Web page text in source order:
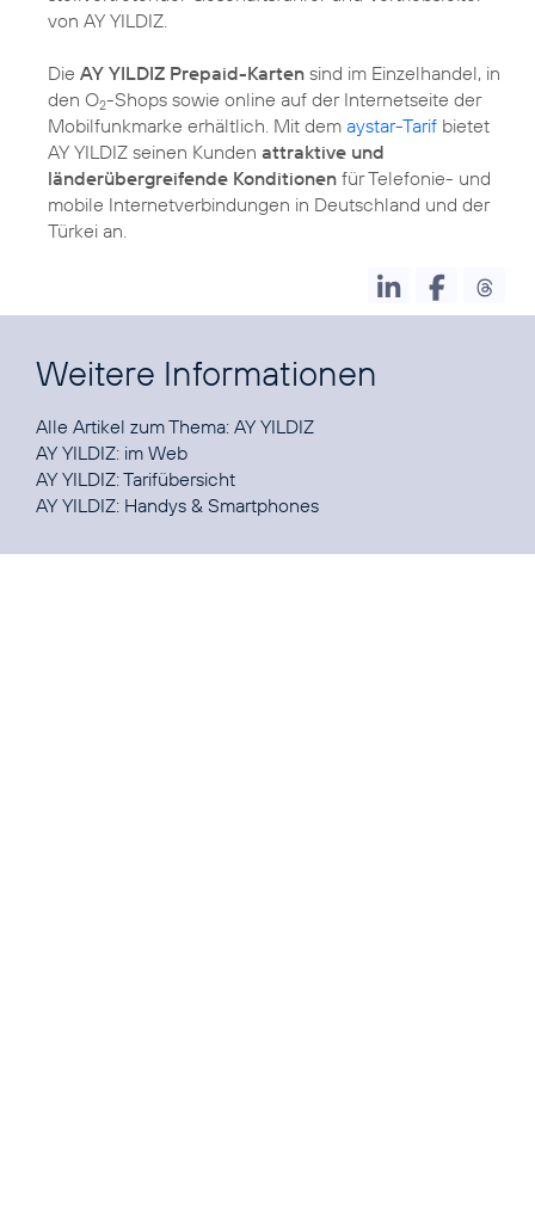
von AY YILDIZ.
Die AY YILDIZ Prepaid-Karten sind im Einzelhandel, in
den O2-Shops sowie online auf der Internetseite der
Mobilfunkmarke erhältlich. Mit dem aystar-Tarif bietet
AY YILDIZ seinen Kunden attraktive und
länderübergreifende Konditionen für Telefonie- und
mobile Internetverbindungen in Deutschland und der
Türkei an.
Weitere Informationen
Alle Artikel zum Thema: AY YILDIZ
AY YILDIZ: im Web
AY YILDIZ:Tarifübersicht
AY YILDIZ: Handys & Smartphones